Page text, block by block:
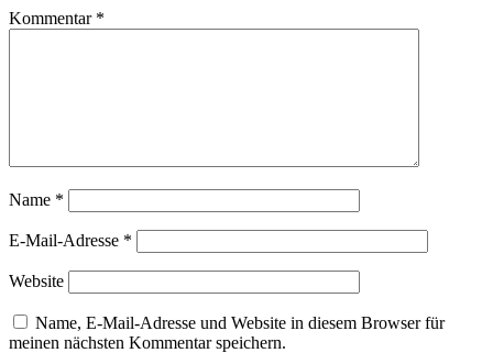
Kommentar *
Name *
E-Mail-Adresse *
Website
Name, E-Mail-Adresse und Website in diesem Browser für
meinen nächsten Kommentar speichern.